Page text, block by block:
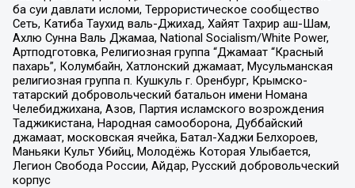
ба суи давлати исломи, Террористическое сообщество
Сеть, Катиба Таухид валь-Джихад, Хайят Тахрир аш-Шам,
Ахлю Сунна Валь Джамаа, National Socialism/White Power,
Артподготовка, Религиозная группа “Джамаат “Красный
пахарь”, Колумбайн, Хатлонский джамаат, Мусульманская
религиозная группа п. Кушкуль г. Оренбург, Крымско-
татарский добровольческий батальон имени Номана
Челебиджихана, Азов, Партия исламского возрождения
Таджикистана, Народная самооборона, Дуббайский
джамаат, московская ячейка, Батал-Хаджи Белхороев,
Маньяки Культ Убийц, Молодёжь Которая Улыбается,
Легион Свобода России, Айдар, Русский добровольческий
корпус